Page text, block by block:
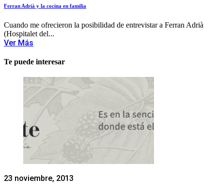
Ferran Adrià y la cocina en familia
Cuando me ofrecieron la posibilidad de entrevistar a Ferran Adrià
(Hospitalet del...
Ver Más
Te puede interesar
23 noviembre, 2013